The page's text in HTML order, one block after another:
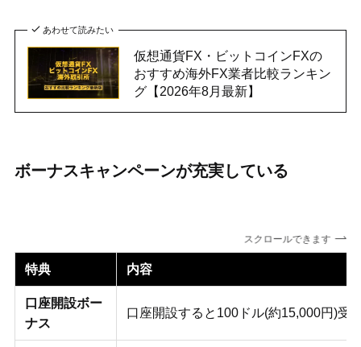
あわせて読みたい
仮想通貨FX・ビットコインFXの
おすすめ海外FX業者比較ランキン
グ【2026年8月最新】
ボーナスキャンペーンが充実している
スクロールできます
特典 内容
口座開設ボー
ナス
口座開設すると100ドル(約15,000円)受